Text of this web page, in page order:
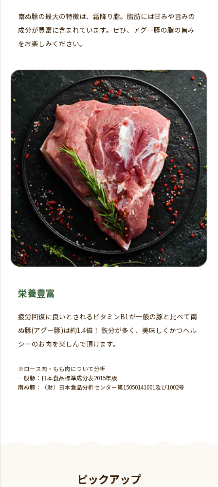
南ぬ豚の最大の特徴は、霜降り脂。脂肪には甘みや旨みの
成分が豊富に含まれています。ぜひ、アグー豚の脂の旨み
をお楽しみください。
栄養豊富
疲労回復に良いとされるビタミンB1が一般の豚と比べて南
ぬ豚(アグー豚)は約1.4倍！ 鉄分が多く、美味しくかつヘル
シーのお肉を楽しんで頂けます。
※ロース肉・もも肉について分析
一般豚：日本食品標準成分表2015年版
南ぬ豚：（財）日本食品分析センター第15050141001及び1002号
ピックアップ